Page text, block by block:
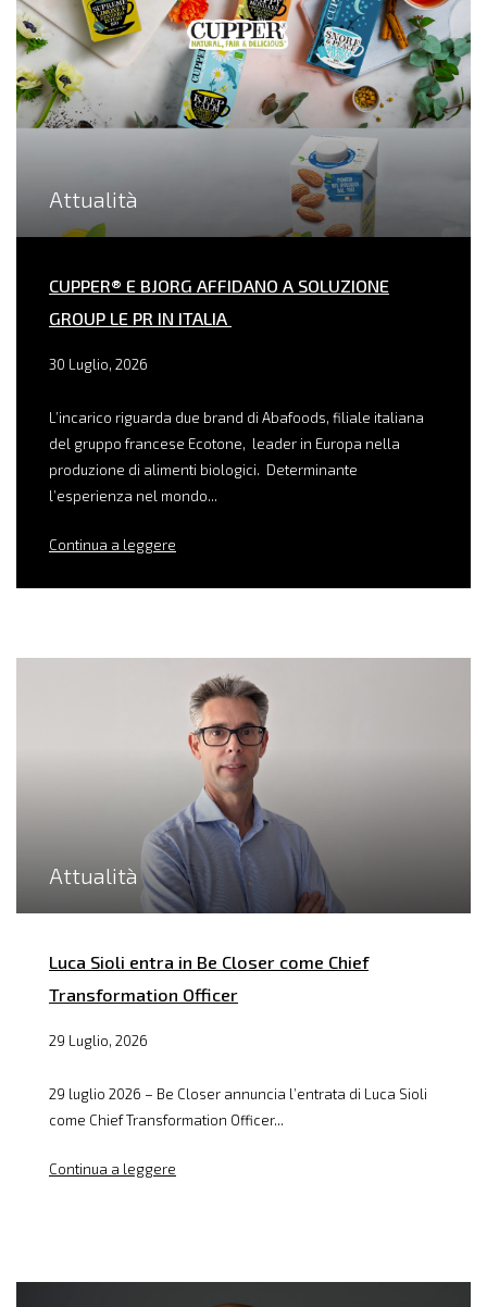
Attualità
CUPPER® E BJORG AFFIDANO A SOLUZIONE
GROUP LE PR IN ITALIA
30 Luglio, 2026
L’incarico riguarda due brand di Abafoods, filiale italiana
del gruppo francese Ecotone, leader in Europa nella
produzione di alimenti biologici. Determinante
l’esperienza nel mondo...
Continua a leggere
Attualità
Luca Sioli entra in Be Closer come Chief
Transformation Officer
29 Luglio, 2026
29 luglio 2026 – Be Closer annuncia l’entrata di Luca Sioli
come Chief Transformation Officer...
Continua a leggere